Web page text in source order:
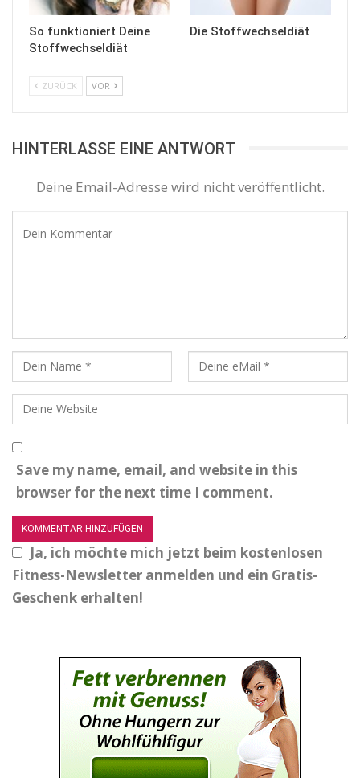
So funktioniert Deine
Stoffwechseldiät
Die Stoffwechseldiät
ZURÜCK VOR
HINTERLASSE EINE ANTWORT
Deine Email-Adresse wird nicht veröffentlicht.
Save my name, email, and website in this
browser for the next time I comment.
Ja, ich möchte mich jetzt beim kostenlosen
Fitness-Newsletter anmelden und ein Gratis-
Geschenk erhalten!